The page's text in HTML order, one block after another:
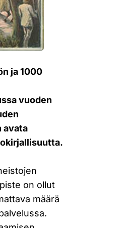
ja 1000
vuoden
avata
on ollut
määrä